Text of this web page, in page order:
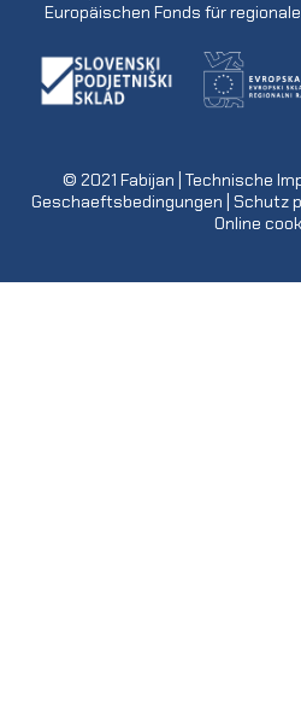
Europäischen Fonds für
© 2021 Fabijan | Technische
Geschaeftsbedingungen Schutz
Online